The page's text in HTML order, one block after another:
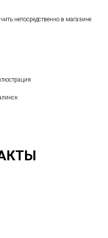
непосредственно в магазине